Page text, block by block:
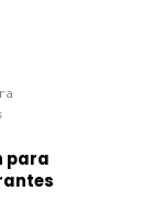
para